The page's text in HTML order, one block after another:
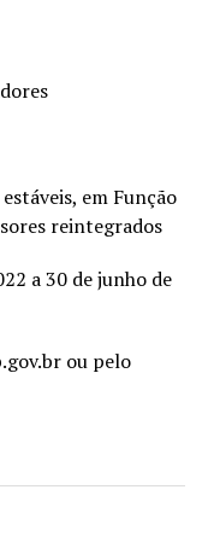
em Função
reintegrados
a 30 de junho de
ou pelo